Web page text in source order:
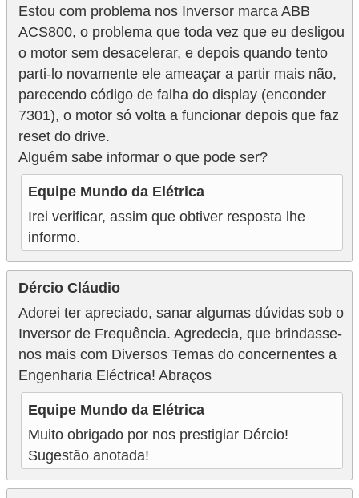
Estou com problema nos Inversor marca ABB
ACS800, o problema que toda vez que eu desligou
o motor sem desacelerar, e depois quando tento
parti-lo novamente ele ameaçar a partir mais não,
parecendo código de falha do display (enconder
7301), o motor só volta a funcionar depois que faz
reset do drive.
Alguém sabe informar o que pode ser?
Equipe Mundo da Elétrica
Irei verificar, assim que obtiver resposta lhe
informo.
Dércio Cláudio
Adorei ter apreciado, sanar algumas dúvidas sob o
Inversor de Frequência. Agredecia, que brindasse-
nos mais com Diversos Temas do concernentes a
Engenharia Eléctrica! Abraços
Equipe Mundo da Elétrica
Muito obrigado por nos prestigiar Dércio!
Sugestão anotada!